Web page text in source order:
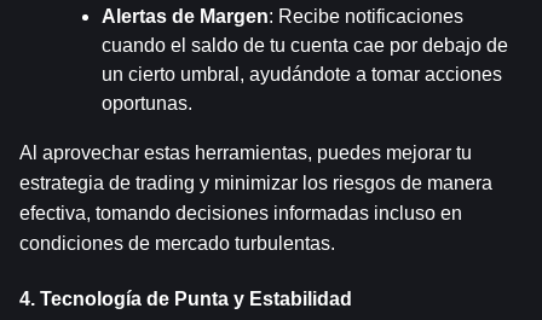
Alertas de Margen: Recibe notificaciones
cuando el saldo de tu cuenta cae por debajo de
un cierto umbral, ayudándote a tomar acciones
oportunas.
Al aprovechar estas herramientas, puedes mejorar tu
estrategia de trading y minimizar los riesgos de manera
efectiva, tomando decisiones informadas incluso en
condiciones de mercado turbulentas.
4. Tecnología de Punta y Estabilidad